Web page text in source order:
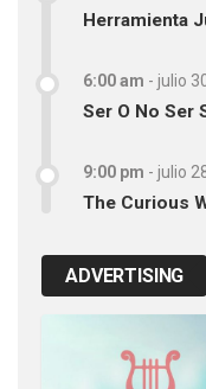
Herramienta
6:00 am - julio
Ser O No Ser
9:00 pm - julio
The Curious
ADVERTISING